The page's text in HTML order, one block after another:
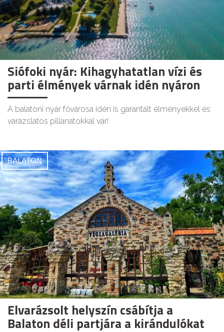
Siófoki nyár: Kihagyhatatlan vízi és
parti élmények várnak idén nyáron
A balatoni nyár fővárosa idén is garantált élményekkel és
varázslatos pillanatokkal vár!
BALATON
Elvarázsolt helyszín csábítja a
Balaton déli partjára a kirándulókat